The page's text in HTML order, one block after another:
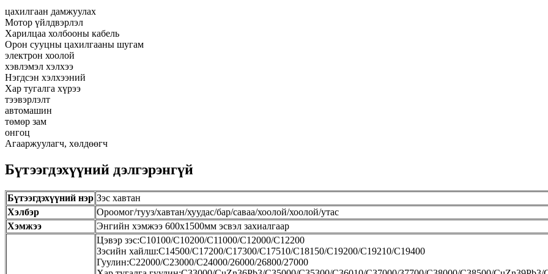
цахилгаан дамжуулах
Мотор үйлдвэрлэл
Харилцаа холбооны кабель
Орон сууцны цахилгааны шугам
электрон хоолой
хэвлэмэл хэлхээ
Нэгдсэн хэлхээний
Хар тугалга хүрээ
тээвэрлэлт
автомашин
төмөр зам
онгоц
Агааржуулагч, хөлдөөгч
Бүтээгдэхүүний дэлгэрэнгүй
Бүтээгдэхүүний нэр Зэс хавтан
Хэлбэр
Ороомог/тууз/хавтан/хуудас/бар/саваа/хоолой/хоолой/утас
Хэмжээ
Энгийн хэмжээ 600x1500мм эсвэл захиалгаар
Цэвэр зэс:C10100/C10200/C11000/C12000/C12200
Зэсийн хайлш:C14500/C17200/C17300/C17510/C18150/C19200/C19210/C19400
Гуулин:C22000/C23000/C24000/26000/26800/27000